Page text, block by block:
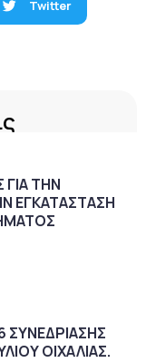
Twitter
ΤΗΝ
ΕΓΚΑΤΑΣΤΑΣΗ
ΣΥΝΕΔΡΙΑΣΗΣ
ΟΙΧΑΛΙΑΣ.